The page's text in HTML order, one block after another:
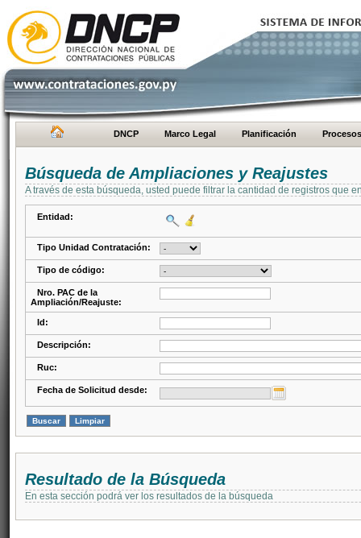
DNCP Marco Legal Planificación Procesos
Búsqueda de Ampliaciones y Reajustes
A través de esta búsqueda, usted puede filtrar la cantidad de registros que
Entidad:
Tipo Unidad Contratación:
Tipo de código:
Nro. PAC de la
Ampliación/Reajuste:
Id:
Descripción:
Ruc:
Fecha de Solicitud desde:
Resultado de la Búsqueda
En esta sección podrá ver los resultados de la búsqueda